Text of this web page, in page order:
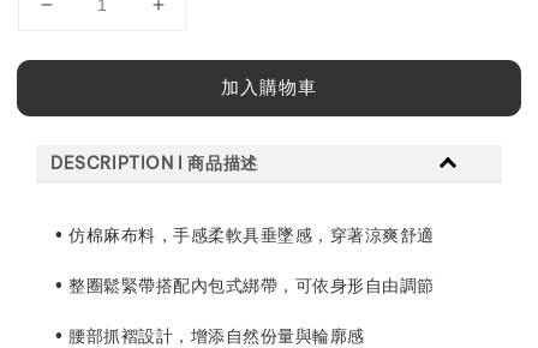
加入購物車
DESCRIPTION l 商品描述
• 仿棉麻布料，手感柔軟具垂墜感，穿著涼爽舒適
• 整圈鬆緊帶搭配內包式綁帶，可依身形自由調節
• 腰部抓褶設計，增添自然份量與輪廓感